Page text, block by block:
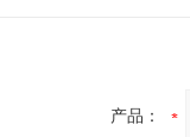
产品：